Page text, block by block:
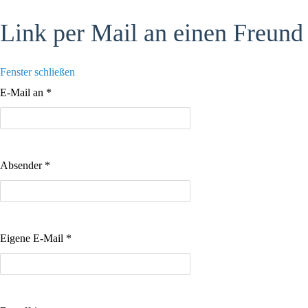
Link per Mail an einen Freund
Fenster schließen
E-Mail an *
Absender*
Eigene E-Mail *